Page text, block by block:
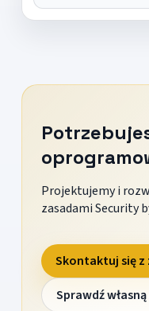
Projektujemy i
zasadami Security
Skontaktuj się z
Sprawdź